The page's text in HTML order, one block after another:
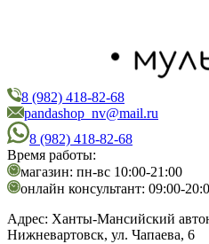
PandaShop
Интернет-магазин косметики
8 (982) 418-82-68
pandashop_nv@mail.ru
8 (982) 418-82-68
Время работы:
магазин: пн-вс 10:00-21:00
онлайн консультант: 09:00-
Адрес: Ханты-Мансийский
Нижневартовск, ул. Чапаева, 6